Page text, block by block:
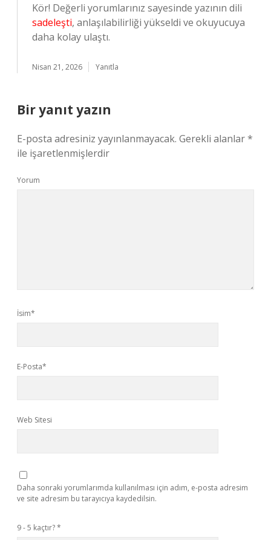
Kör! Değerli yorumlarınız sayesinde yazının dili
sadeleşti, anlaşılabilirliği yükseldi ve okuyucuya
daha kolay ulaştı.
Nisan 21, 2026 Yanıtla
Bir yanıt yazın
E-posta adresiniz yayınlanmayacak. Gerekli alanlar*
ile işaretlenmişlerdir
Yorum
İsim*
E-Posta*
Web Sitesi
Daha sonraki yorumlarımda kullanılması için adım, e-posta adresim
ve site adresim bu tarayıcıya kaydedilsin.
9 - 5 kaçtır?*